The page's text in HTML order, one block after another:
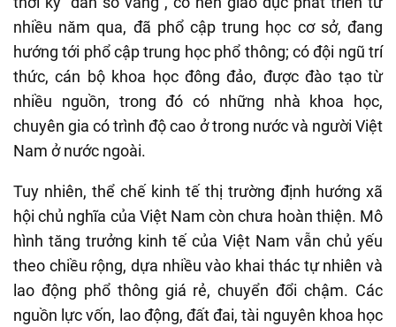
nhiều năm qua, đã phổ cập trung học cơ sở, đang
hướng tới phổ cập trung học phổ thông; có đội ngũ trí
thức, cán bộ khoa học đông đảo, được đào tạo từ
nhiều nguồn, trong đó có những nhà khoa học,
chuyên gia có trình độ cao ở trong nước và người Việt
Nam ở nước ngoài.
Tuy nhiên, thể chế kinh tế thị trường định hướng xã
hội chủ nghĩa của Việt Nam còn chưa hoàn thiện. Mô
hình tăng trưởng kinh tế của Việt Nam vẫn chủ yếu
theo chiều rộng, dựa nhiều vào khai thác tự nhiên và
lao động phổ thông giá rẻ, chuyển đổi chậm. Các
nguồn lực vốn, lao động, đất đai, tài nguyên khoa học